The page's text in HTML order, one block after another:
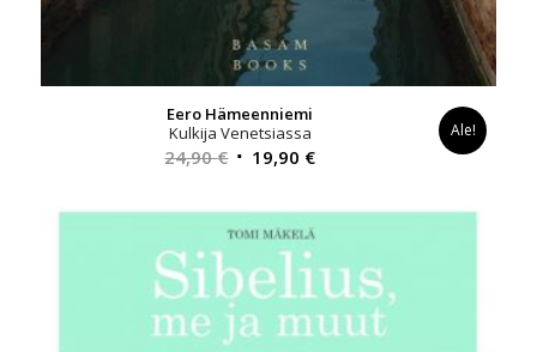
Eero Hämeenniemi
Kulkija Venetsiassa
24,90€ Alkuperäinen
oli:
24,90 €.
19,90 €Nykyinen
on:
19,90 €.
Ale!